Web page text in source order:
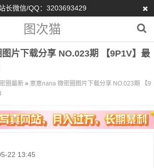
长微信/QQ：3203693429
图次猫
片下载分享 NO.023期 【9P1V】最
圈最新 » 崽崽nana 微密圈图片下载分享 NO.023期 【9
22 13:45